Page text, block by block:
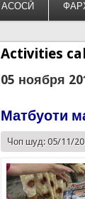
АСОСӢ
Activities
05 ноября
Матбуоти
Чоп шуд: 05/11/